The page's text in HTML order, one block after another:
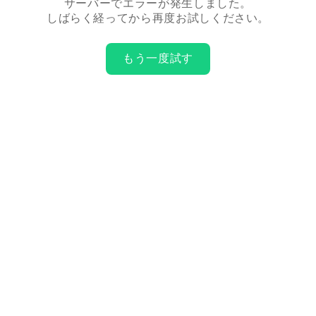
サーバーでエラーが発生しました。
しばらく経ってから再度お試しください。
もう一度試す